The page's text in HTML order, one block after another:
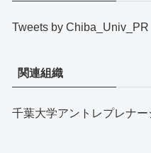
Tweets by Chiba_Univ_PR
関連組織
千葉大学アントレプレナ